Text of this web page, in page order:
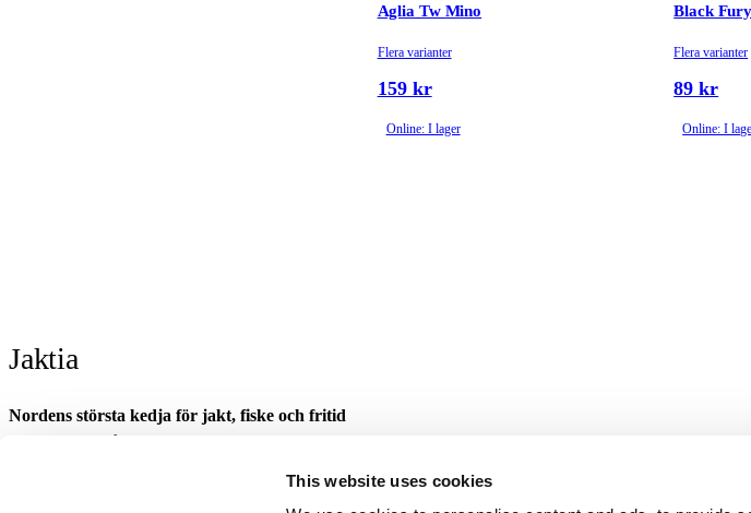
This website uses cookies
Aglia Tw Mino
Flera varianter
159 kr
Online: I lager
Black
Flera varianter
89 kr
Online: I
Jaktia
Nordens största kedja för jakt, fiske och fritid
Jaktia, som ingår i Burdock Outdoor Group, är en franchisekedja med ett totalt 160-tal butiker i Norge,